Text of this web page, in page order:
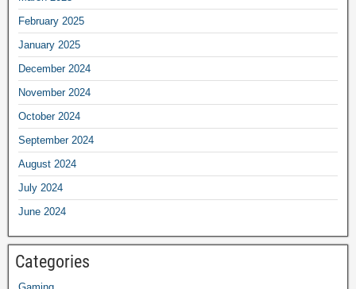
February 2025
January 2025
December 2024
November 2024
October 2024
September 2024
August 2024
July 2024
June 2024
Categories